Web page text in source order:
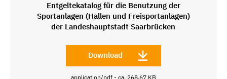
Entgeltekatalog für die Benutzung der
Sportanlagen (Hallen und Freisportanlagen)
der Landeshauptstadt Saarbrücken
Download
application/pdf - ca. 268,67 KB